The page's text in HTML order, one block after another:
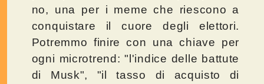
no, una per i meme che riescono a
conquistare il cuore degli elettori.
Potremmo finire con una chiave per
ogni microtrend: "l'indice delle battute
di Musk", "il tasso di acquisto di